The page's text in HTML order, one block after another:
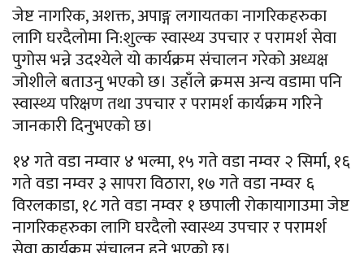
जेष्ट नागरिक, अशक्त, अपाङ्ग लगायतका नागरिकहरुका
लागि घरदैलोमा नि:शुल्क स्वास्थ्य उपचार र परामर्श सेवा
पुगोस भन्ने उदश्येले यो कार्यक्रम संचालन गरेको अध्यक्ष
जोशीले बताउनु भएको छ। उहाँले क्रमस अन्य वडामा पनि
स्वास्थ्य परिक्षण तथा उपचार र परामर्श कार्यक्रम गरिने
जानकारी दिनुभएको छ।
१४ गते वडा नम्वार ४ भल्मा, १५ गते वडा नम्वर २ सिर्मा, १६
गते वडा नम्वर ३ सापरा विठारा, १७ गते वडा नम्वर ६
विरलकाडा, १८ गते वडा नम्वर १ छपाली रोकायागाउमा जेष्ट
नागरिकहरुका लागि घरदैलो स्वास्थ्य उपचार र परामर्श